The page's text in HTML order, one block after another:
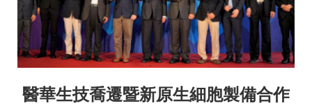
醫華生技喬遷暨新原生細胞製備合作